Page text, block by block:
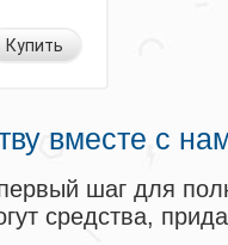
Купить
вместе с
шаг для
средства,